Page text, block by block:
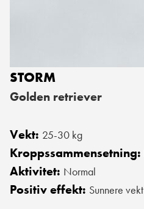
STORM
Golden retriever
Vekt: 25-30 kg
Kroppssammensetning:
Aktivitet: Normal
Positiv effekt: Sunnere vekt